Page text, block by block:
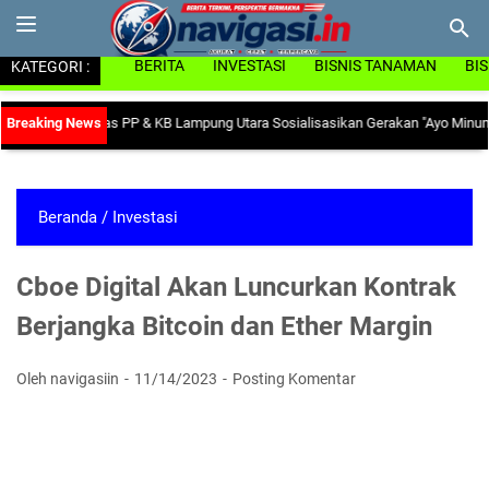
KATEGORI : BERITA INVESTASI BISNIS TANAMAN
Dinas PP & KB Lampung Utara Sosialisasikan Gerakan "Ayo Minum
Beranda / Investasi
Cboe Digital Akan Luncurkan Kontrak
Berjangka Bitcoin dan Ether Margin
Oleh navigasiin 11/14/2023 Posting Komentar